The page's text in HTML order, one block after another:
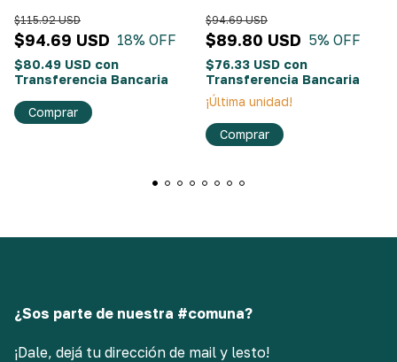
$94.69 USD
$115.92 USD
18% OFF
$80.49 USD con
Transferencia Bancaria
Comprar
$89.80 USD
$94.69 USD
5% OFF
$76.33 USD con
Transferencia Bancaria
¡Última unidad!
Comprar
¿Sos parte de nuestra #comuna?
¡Dale, dejá tu dirección de mail y lesto!